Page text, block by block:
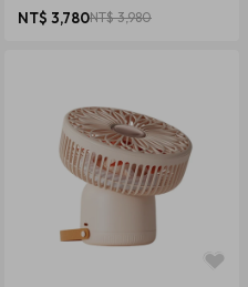
NT$ 3,780NT$ 3,980